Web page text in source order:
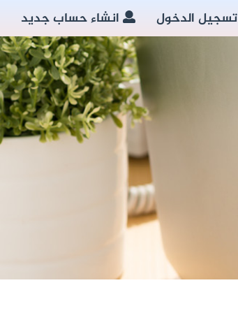
تسجيل الدخول انشاء حساب جديد